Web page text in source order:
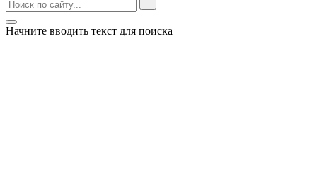
Начните вводить текст для поиска